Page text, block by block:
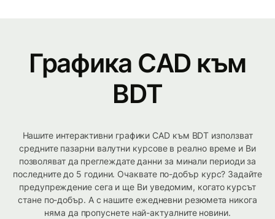
Графика CAD към
BDT
Нашите интерактивни графики CAD към BDT използват
средните пазарни валутни курсове в реално време и Ви
позволяват да преглеждате данни за минали периоди за
последните до 5 години. Очаквате по-добър курс? Задайте
предупреждение сега и ще Ви уведомим, когато курсът
стане по-добър. А с нашите ежедневни резюмета никога
няма да пропуснете най-актуалните новини.